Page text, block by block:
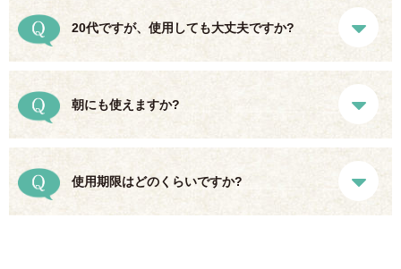
20代ですが、使用しても大丈夫ですか?
朝にも使えますか?
使用期限はどのくらいですか?